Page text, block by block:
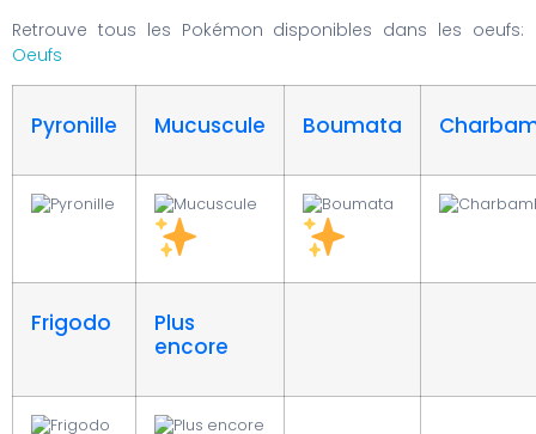
Retrouve tous les Pokémon disponibles dans les oeufs:
Oeufs
Pyronille Mucuscule Boumata
Frigodo
Plus
encore